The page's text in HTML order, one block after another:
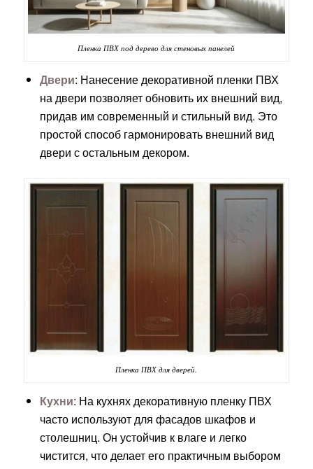
Пленка ПВХ под дерево для стеновых панелей
Двери: Нанесение декоративной пленки ПВХ
на двери позволяет обновить их внешний вид,
придав им современный и стильный вид. Это
простой способ гармонировать внешний вид
двери с остальным декором.
Пленка ПВХ для дверей.
Кухни: На кухнях декоративную пленку ПВХ
часто используют для фасадов шкафов и
столешниц. Он устойчив к влаге и легко
чистится, что делает его практичным выбором